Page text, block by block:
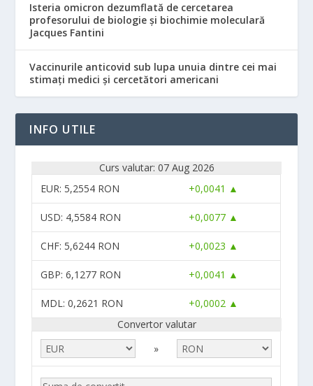
Isteria omicron dezumflată de cercetarea
profesorului de biologie și biochimie moleculară
Jacques Fantini
Vaccinurile anticovid sub lupa unuia dintre cei mai
stimați medici și cercetători americani
INFO UTILE
Curs valutar: 07 Aug 2026
EUR: 5,2554 RON +0,0041 ▲
USD: 4,5584 RON +0,0077 ▲
CHF: 5,6244 RON +0,0023 ▲
GBP: 6,1277 RON +0,0041 ▲
MDL: 0,2621 RON
+0,0002 ▲
Convertor valutar
»